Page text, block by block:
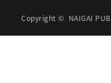
Copyright © NAIGAI